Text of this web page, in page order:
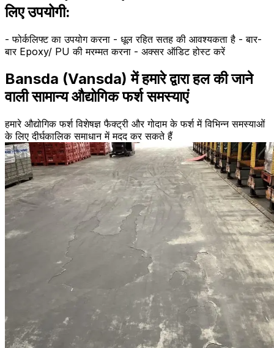
लिए उपयोगी:
- फोर्कलिफ्ट का उपयोग करना - धूल रहित सतह की आवश्यकता है - बार-
बार Epoxy/ PU की मरम्मत करना - अक्सर ऑडिट होस्ट करें
Bansda (Vansda) में हमारे द्वारा हल की जाने
वाली सामान्य औद्योगिक फर्श समस्याएं
हमारे औद्योगिक फर्श विशेषज्ञ फैक्ट्री और गोदाम के फर्श में विभिन्न समस्याओं
के लिए दीर्घकालिक समाधान में मदद कर सकते हैं